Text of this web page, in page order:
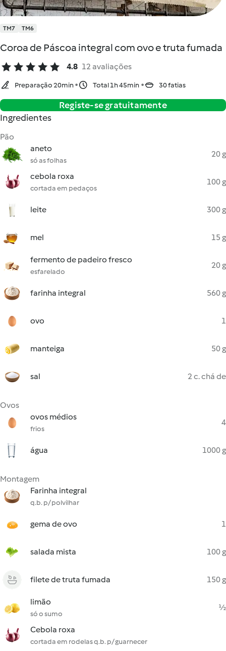
TM7 TM6
Coroa de Páscoa integral com ovo e truta fumada
4.8 12 avaliações
Preparação 20min Total 1h 45min 30 fatias
Registe-se gratuitamente
Ingredientes
Pão
aneto
só as folhas
20 g
cebola roxa
cortada em pedaços
100 g
leite 300 g
mel 15 g
fermento de padeiro fresco
esfarelado
20 g
farinha integral 560 g
ovo 1
manteiga 50 g
sal 2 c. chá de
Ovos
ovos médios
frios
4
água 1000 g
Montagem
Farinha integral
q.b. p/ polvilhar
gema de ovo 1
salada mista 100 g
filete de truta fumada 150 g
limão
só o sumo
½
Cebola roxa
cortada em rodelas q.b. p/ guarnecer